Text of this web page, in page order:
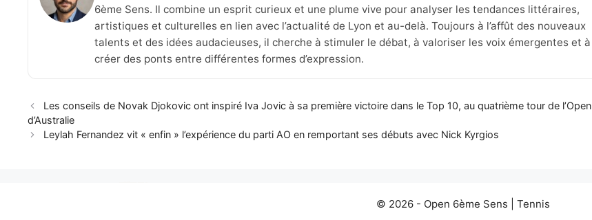
6ème Sens. Il combine un esprit curieux et une plume vive pour analyser les tendances littéraires,
artistiques et culturelles en lien avec l’actualité de Lyon et au-delà. Toujours à l’affût des nouveaux
talents et des idées audacieuses, il cherche à stimuler le débat, à valoriser les voix émergentes et à
créer des ponts entre différentes formes d’expression.
Les conseils de Novak Djokovic ont inspiré Iva Jovic à sa première victoire dans le Top 10, au quatrième tour de l’Open
d’Australie
Leylah Fernandez vit « enfin » l’expérience du parti AO en remportant ses débuts avec Nick Kyrgios
© 2026 - Open 6ème Sens Tennis